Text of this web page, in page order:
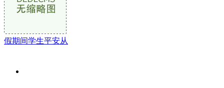
假期间学生平安从